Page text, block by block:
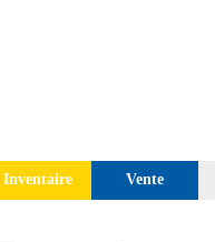
Inventaire Vente